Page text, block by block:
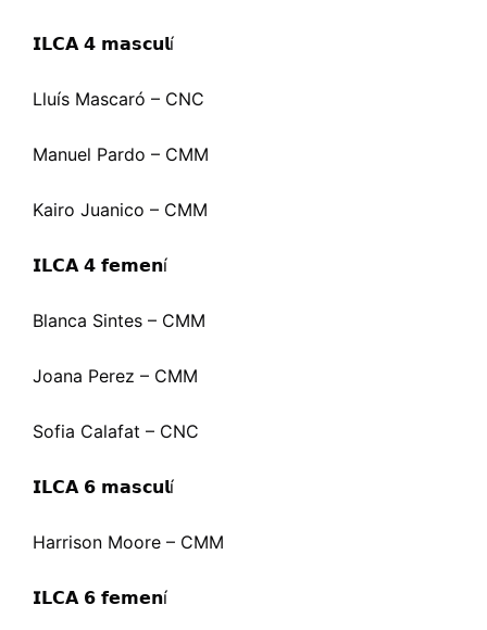
𝗜𝗟𝗖𝗔 𝟰 𝗺𝗮𝘀𝗰𝘂𝗹í
Lluís Mascaró – CNC
Manuel Pardo – CMM
Kairo Juanico – CMM
𝗜𝗟𝗖𝗔 𝟰 𝗳𝗲𝗺𝗲𝗻í
Blanca Sintes – CMM
Joana Perez – CMM
Sofia Calafat – CNC
𝗜𝗟𝗖𝗔 𝟲 𝗺𝗮𝘀𝗰𝘂𝗹í
Harrison Moore – CMM
𝗜𝗟𝗖𝗔 𝟲 𝗳𝗲𝗺𝗲𝗻í